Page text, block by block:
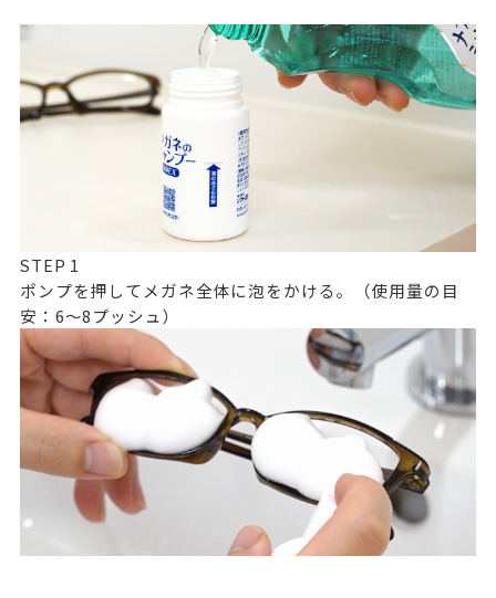
STEP 1
ポンプを押してメガネ全体に泡をかける。（使用量の目
安：6～8プッシュ）